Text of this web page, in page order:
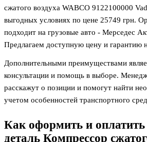
сжатого воздуха WABCO 9122100000
выгодных условиях по цене 25749 грн.
подходит на грузовые авто - Мерседес
Предлагаем доступную цену и гарантию
Дополнительными преимуществами
консультации и помощь в выборе.
расскажут о позиции и помогут найти
учетом особенностей транспортного
Как оформить и оплатить
деталь Компрессор